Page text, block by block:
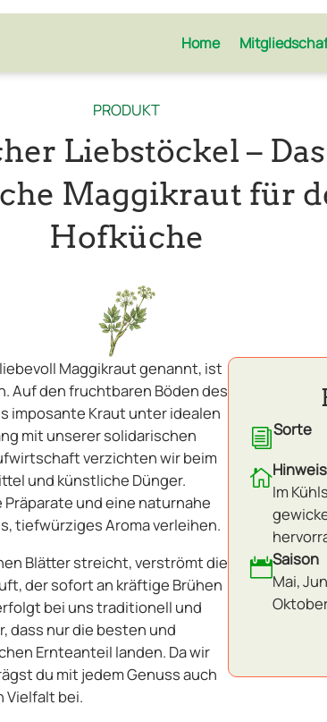
Home
PRODUKT
Liebstöckel – Das
Maggikraut für
Hofküche
Maggikraut genannt, ist
Auf den fruchtbaren Böden des
imposante Kraut unter idealen
mit unserer solidarischen
verzichten wir beim
und künstliche Dünger.
und eine naturnahe
tiefwürziges Aroma verleihen.
Blätter streicht, verströmt die
der sofort an kräftige Brühen
bei uns traditionell und
dass nur die besten und
Ernteanteil landen. Da wir
du mit jedem Genuss auch
Vielfalt bei.
iSorte

Im
Saison
Mai,